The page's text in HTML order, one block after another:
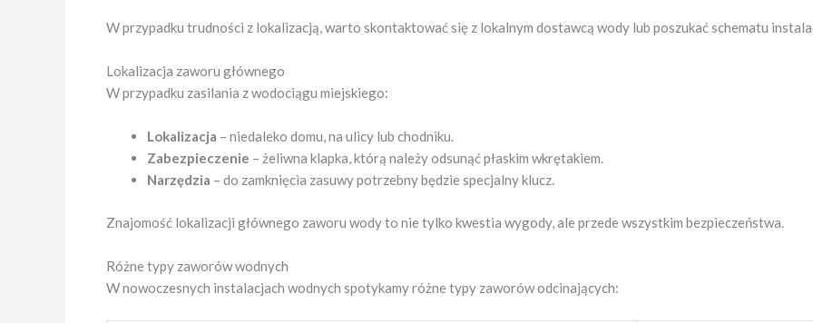
W przypadku trudności z lokalizacją, warto skontaktować się z lokalnym dostawcą wody lub poszukać schematu
Lokalizacja zaworu głównego
W przypadku zasilania z wodociągu miejskiego:
Lokalizacja – niedaleko domu, na ulicy lub chodniku.
Zabezpieczenie – żeliwna klapka, którą należy odsunąć płaskim wkrętakiem.
Narzędzia – do zamknięcia zasuwy potrzebny będzie specjalny klucz.
Znajomość lokalizacji głównego zaworu wody to nie tylko kwestia wygody, ale przede wszystkim bezpieczeństwa.
Różne typy zaworów wodnych
W nowoczesnych instalacjach wodnych spotykamy różne typy zaworów odcinających: